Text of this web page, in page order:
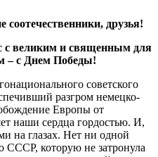
друзья!
с великим и священным для
– с Днем Победы!
советского
разгром немецко-
Европы от
наши сердца гордостью. И,
на глазах. Нет ни одной
СССР, которую не затронула